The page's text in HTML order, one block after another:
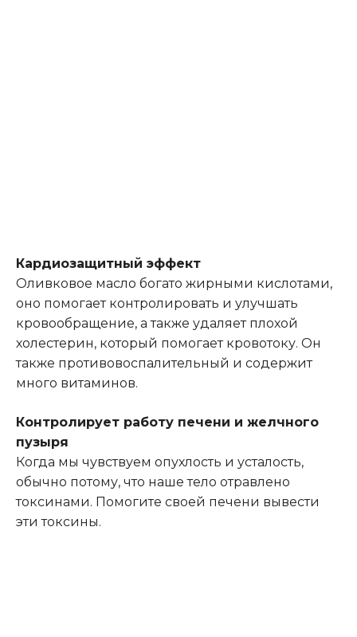
Кардиозащитный эффект
Оливковое масло богато жирными кислотами,
оно помогает контролировать и улучшать
кровообращение, а также удаляет плохой
холестерин, который помогает кровотоку. Он
также противовоспалительный и содержит
много витаминов.
Контролирует работу печени и желчного
пузыря
Когда мы чувствуем опухлость и усталость,
обычно потому, что наше тело отравлено
токсинами. Помогите своей печени вывести
эти токсины.